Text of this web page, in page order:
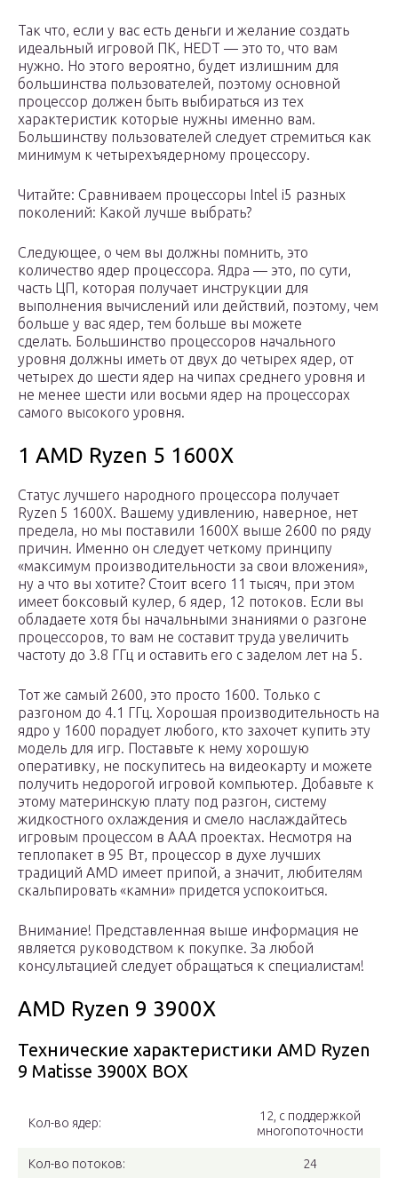
Так что, если у вас есть деньги и желание создать
идеальный игровой ПК, HEDT — это то, что вам
нужно. Но этого вероятно, будет излишним для
большинства пользователей, поэтому основной
процессор должен быть выбираться из тех
характеристик которые нужны именно вам.
Большинству пользователей следует стремиться как
минимум к четырехъядерному процессору.
Читайте: Сравниваем процессоры Intel i5 разных
поколений: Какой лучше выбрать?
Следующее, о чем вы должны помнить, это
количество ядер процессора. Ядра — это, по сути,
часть ЦП, которая получает инструкции для
выполнения вычислений или действий, поэтому, чем
больше у вас ядер, тем больше вы можете
сделать. Большинство процессоров начального
уровня должны иметь от двух до четырех ядер, от
четырех до шести ядер на чипах среднего уровня и
не менее шести или восьми ядер на процессорах
самого высокого уровня.
1 AMD Ryzen 5 1600X
Статус лучшего народного процессора получает
Ryzen 5 1600X. Вашему удивлению, наверное, нет
предела, но мы поставили 1600Х выше 2600 по ряду
причин. Именно он следует четкому принципу
«максимум производительности за свои вложения»,
ну а что вы хотите? Стоит всего 11 тысяч, при этом
имеет боксовый кулер, 6 ядер, 12 потоков. Если вы
обладаете хотя бы начальными знаниями о разгоне
процессоров, то вам не составит труда увеличить
частоту до 3.8 ГГц и оставить его с заделом лет на 5.
Тот же самый 2600, это просто 1600. Только с
разгоном до 4.1 ГГц. Хорошая производительность на
ядро у 1600 порадует любого, кто захочет купить эту
модель для игр. Поставьте к нему хорошую
оперативку, не поскупитесь на видеокарту и можете
получить недорогой игровой компьютер. Добавьте к
этому материнскую плату под разгон, систему
жидкостного охлаждения и смело наслаждайтесь
игровым процессом в ААА проектах. Несмотря на
теплопакет в 95 Вт, процессор в духе лучших
традиций AMD имеет припой, а значит, любителям
скальпировать «камни» придется успокоиться.
Внимание! Представленная выше информация не
является руководством к покупке. За любой
консультацией следует обращаться к специалистам!
AMD Ryzen 9 3900X
Технические характеристики AMD Ryzen
9 Matisse 3900X BOX
Кол-во ядер:
12, с поддержкой
многопоточности
Кол-во потоков: 24